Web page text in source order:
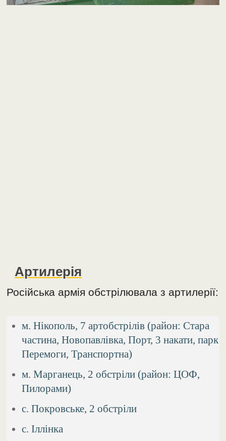
Артилерія
Російська армія обстрілювала з артилерії:
м. Нікополь, 7 артобстрілів (район: Стара
частина, Новопавлівка, Порт, 3 накати, парк
Перемоги, Транспортна)
м. Марганець, 2 обстріли (район: ЦОФ,
Пилорами)
с. Покровське, 2 обстріли
с. Іллінка